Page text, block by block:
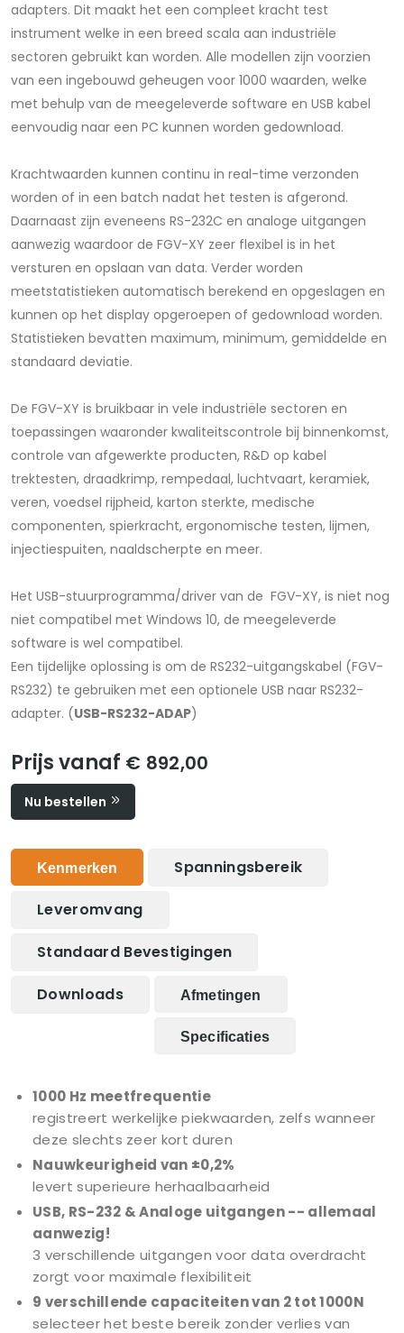
adapters. Dit maakt het een compleet kracht test
instrument welke in een breed scala aan industriële
sectoren gebruikt kan worden. Alle modellen zijn voorzien
van een ingebouwd geheugen voor 1000 waarden, welke
met behulp van de meegeleverde software en USB kabel
eenvoudig naar een PC kunnen worden gedownload.
Krachtwaarden kunnen continu in real-time verzonden
worden of in een batch nadat het testen is afgerond.
Daarnaast zijn eveneens RS-232C en analoge uitgangen
aanwezig waardoor de FGV-XY zeer flexibel is in het
versturen en opslaan van data. Verder worden
meetstatistieken automatisch berekend en opgeslagen en
kunnen op het display opgeroepen of gedownload worden.
Statistieken bevatten maximum, minimum, gemiddelde en
standaard deviatie.
De FGV-XY is bruikbaar in vele industriële sectoren en
toepassingen waaronder kwaliteitscontrole bij binnenkomst,
controle van afgewerkte producten, R&D op kabel
trektesten, draadkrimp, rempedaal, luchtvaart, keramiek,
veren, voedsel rijpheid, karton sterkte, medische
componenten, spierkracht, ergonomische testen, lijmen,
injectiespuiten, naaldscherpte en meer.
Het USB-stuurprogramma/driver van de FGV-XY, is niet nog
niet compatibel met Windows 10, de meegeleverde
software is wel compatibel.
Een tijdelijke oplossing is om de RS232-uitgangskabel (FGV-
RS232) te gebruiken met een optionele USB naar RS232-
adapter. (USB-RS232-ADAP)
Prijs vanaf € 892,00
Nu bestellen
Kenmerken Spanningsbereik
Leveromvang
Standaard Bevestigingen
Downloads Afmetingen
Specificaties
1000 Hz meetfrequentie
registreert werkelijke piekwaarden, zelfs wanneer
deze slechts zeer kort duren
Nauwkeurigheid van ±0,2%
levert superieure herhaalbaarheid
USB, RS-232 & Analoge uitgangen -- allemaal
aanwezig!
3 verschillende uitgangen voor data overdracht
zorgt voor maximale flexibiliteit
9 verschillende capaciteiten van 2 tot 1000N
selecteer het beste bereik zonder verlies van